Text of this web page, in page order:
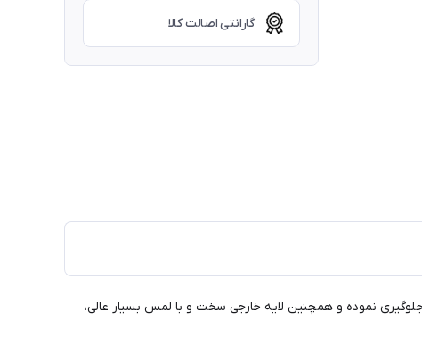
گارانتی اصالت کالا
نموده و همچنین لایه خارجی سخت و با لمس بسیار عالی،